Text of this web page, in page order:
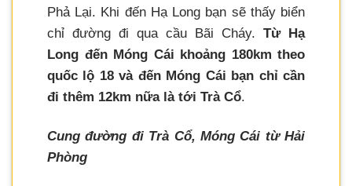
Phả Lại. Khi đến Hạ Long bạn sẽ thấy biển
chỉ đường đi qua cầu Bãi Cháy. Từ Hạ
Long đến Móng Cái khoảng 180km theo
quốc lộ 18 và đến Móng Cái bạn chỉ cần
đi thêm 12km nữa là tới Trà Cổ.
Cung đường đi Trà Cổ, Móng Cái từ Hải
Phòng